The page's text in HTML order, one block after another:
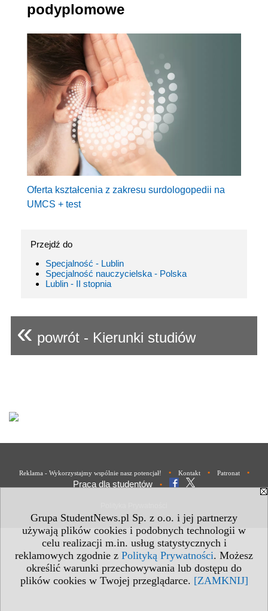
Grupa StudentNews.pl Sp. z o.o. i jej partnerzy
używają plików cookies i podobnych technologii w
celu realizacji m.in. usług statystycznych i
reklamowych zgodnie z Polityką Prywatności. Możesz
określić warunki przechowywania lub dostępu do
plików cookies w Twojej przeglądarce. [ZAMKNIJ]
podyplomowe
Oferta kształcenia z zakresu surdologopedii na
UMCS + test
Przejdź do
Specjalność - Lublin
Specjalność nauczycielska - Polska
Lublin - II stopnia
« powrót - Kierunki studiów
Reklama - Wykorzystajmy wspólnie nasz potencjał! • Kontakt • Patronat •
Praca dla studentów •